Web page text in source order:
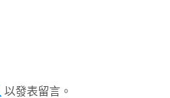
以發表留言。